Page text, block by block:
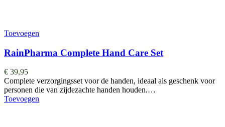
Toevoegen
RainPharma Complete Hand Care Set
€ 39,95
Complete verzorgingsset voor de handen, ideaal als geschenk voor
personen die van zijdezachte handen houden.…
Toevoegen